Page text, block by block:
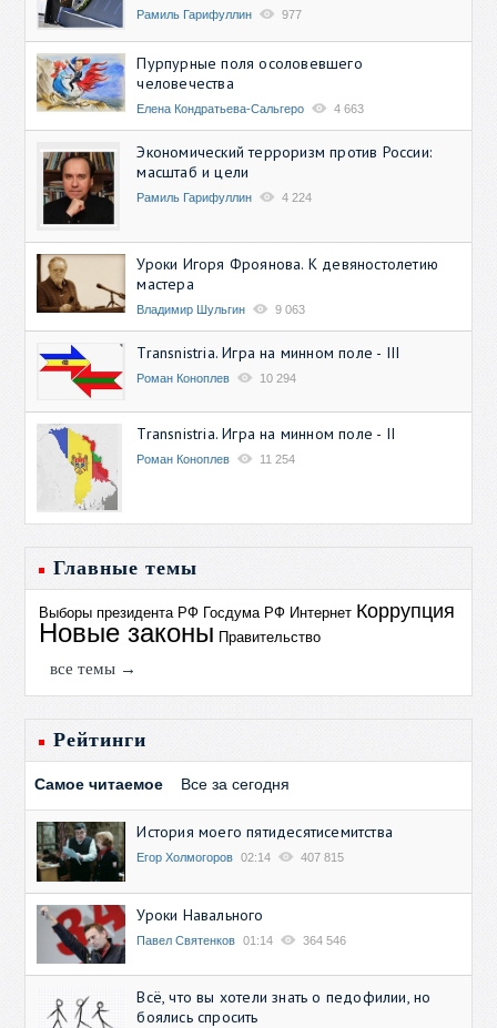
Рамиль Гарифуллин 977
Пурпурные поля осоловевшего
человечества
Елена Кондратьева-Сальгеро 4 663
Экономический терроризм против России:
масштаб и цели
Рамиль Гарифуллин 4 224
Уроки Игоря Фроянова. К девяностолетию
мастера
Владимир Шульгин 9 063
Transnistria. Игра на минном поле - III
Роман Коноплев 10 294
Transnistria. Игра на минном поле - II
Роман Коноплев 11 254
Главные темы
Выборы президента РФ Госдума РФ Интернет Коррупция
Новые законы Правительство
все темы →
Рейтинги
Самое читаемое Все за сегодня
История моего пятидесятисемитства
Егор Холмогоров 02:14 407 815
Уроки Навального
Павел Святенков 01:14 364 546
Всё, что вы хотели знать о педофилии, но
боялись спросить